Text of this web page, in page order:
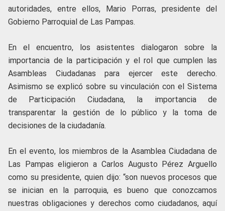
autoridades, entre ellos, Mario Porras, presidente del
Gobierno Parroquial de Las Pampas.
En el encuentro, los asistentes dialogaron sobre la
importancia de la participación y el rol que cumplen las
Asambleas Ciudadanas para ejercer este derecho.
Asimismo se explicó sobre su vinculación con el Sistema
de Participación Ciudadana, la importancia de
transparentar la gestión de lo público y la toma de
decisiones de la ciudadanía.
En el evento, los miembros de la Asamblea Ciudadana de
Las Pampas eligieron a Carlos Augusto Pérez Arguello
como su presidente, quien dijo: “son nuevos procesos que
se inician en la parroquia, es bueno que conozcamos
nuestras obligaciones y derechos como ciudadanos, aquí